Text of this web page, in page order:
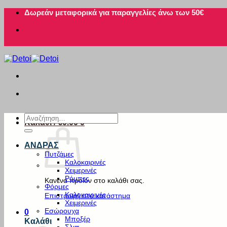
Μετάβαση
περιεχόμενο
Δωρεάν μεταφορικά για παραγγελίες άνω των 50€
Καλάθι /€0.00 0
Κανένα προϊόν στο καλάθι σας.
Επιστροφή στο κατάστημα
0
Καλάθι
Αναζήτηση
για:
ΑΝΔΡΑΣ
Πυτζάμες
Καλοκαιρινές
Χειμερινές
Ρόμπες
Φόρμες
Καλοκαιρινές
Χειμερινές
Εσώρουχα
Μποξέρ